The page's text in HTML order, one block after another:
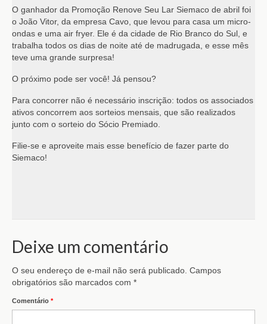
O ganhador da Promoção Renove Seu Lar Siemaco de abril foi
o João Vitor, da empresa Cavo, que levou para casa um micro-
ondas e uma air fryer. Ele é da cidade de Rio Branco do Sul, e
trabalha todos os dias de noite até de madrugada, e esse mês
teve uma grande surpresa!
O próximo pode ser você! Já pensou?
Para concorrer não é necessário inscrição: todos os associados
ativos concorrem aos sorteios mensais, que são realizados
junto com o sorteio do Sócio Premiado.
Filie-se e aproveite mais esse benefício de fazer parte do
Siemaco!
Deixe um comentário
O seu endereço de e-mail não será publicado. Campos
obrigatórios são marcados com *
Comentário *